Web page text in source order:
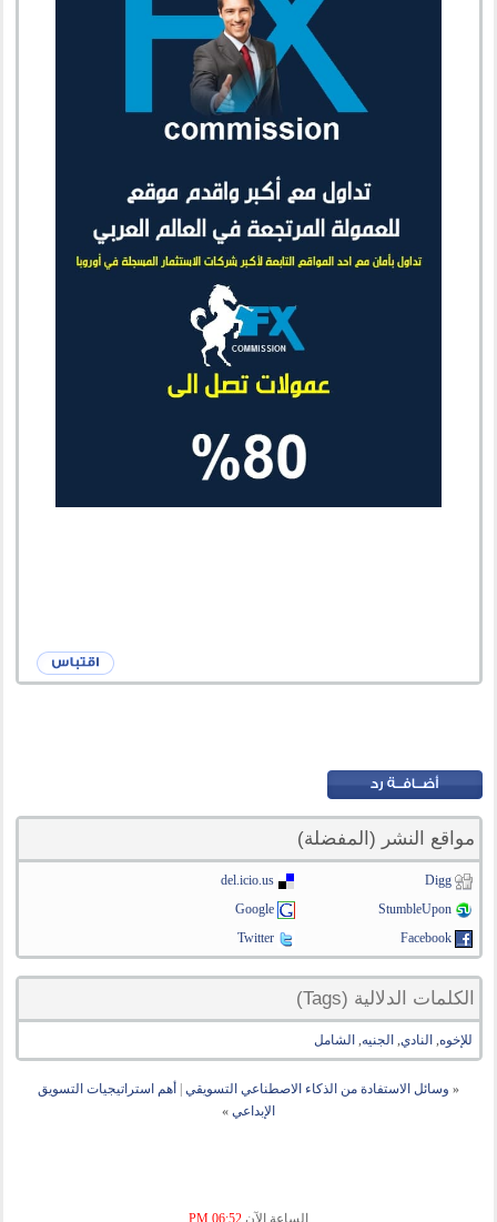
مواقع النشر (المفضلة)
Digg
del.icio.us
StumbleUpon
Google
Facebook
Twitter
الكلمات الدلالية (Tags)
للإخوه, النادي, الجنيه, الشامل
« وسائل الاستفادة من الذكاء الاصطناعي التسويقي
أهم استراتيجيات التسويق
الإبداعي »
الساعة الآن 06:52 PM